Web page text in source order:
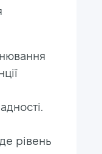
рівень